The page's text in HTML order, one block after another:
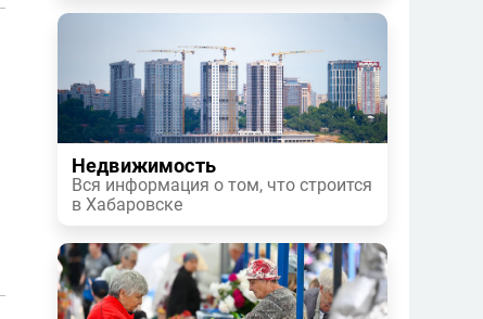
Недвижимость
Вся информация о том, что строится
в Хабаровске